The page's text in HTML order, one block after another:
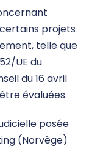
projets
telle que
UE du
du 16 avril
évaluées.
posée
(Norvège)